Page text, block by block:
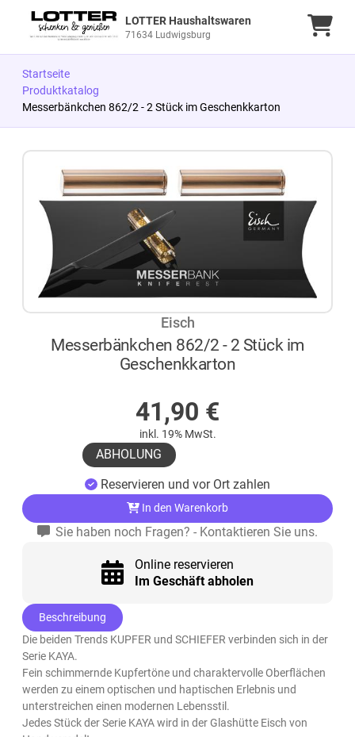
LOTTER Haushaltswaren
71634 Ludwigsburg
Startseite
Produktkatalog
Messerbänkchen 862/2 - 2 Stück im Geschenkkarton
Eisch
Messerbänkchen 862/2 - 2 Stück im
Geschenkkarton
41,90 €
inkl. 19% MwSt.
ABHOLUNG
Reservieren und vor Ort zahlen
In den Warenkorb
Sie haben noch Fragen? - Kontaktieren Sie uns.
Online reservieren
Im Geschäft abholen
Beschreibung
Die beiden Trends KUPFER und SCHIEFER verbinden sich in der
Serie KAYA.
Fein schimmernde Kupfertöne und charaktervolle Oberflächen
werden zu einem optischen und haptischen Erlebnis und
unterstreichen einen modernen Lebensstil.
Jedes Stück der Serie KAYA wird in der Glashütte Eisch von